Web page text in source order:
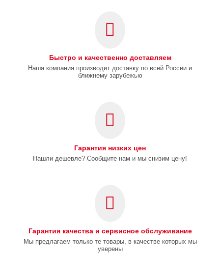
Быстро и качественно доставляем
Наша компания производит доставку по всей России и
ближнему зарубежью
Гарантия низких цен
Нашли дешевле? Сообщите нам и мы снизим цену!
Гарантия качества и сервисное обслуживание
Мы предлагаем только те товары, в качестве которых мы
уверены